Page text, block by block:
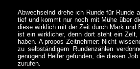
Abwechselnd drehe ich Runde für Runde
tief und kommt nur noch mit Mühe über
diese wirklich mit der Zeit durch Mark und
ist ein wirklicher, denn dort steht ein
haben. A propos Zeitnehmer: Nicht
zu selbständigem Rundenzählen
genügend Helfer gefunden, die diesen
zurufen.